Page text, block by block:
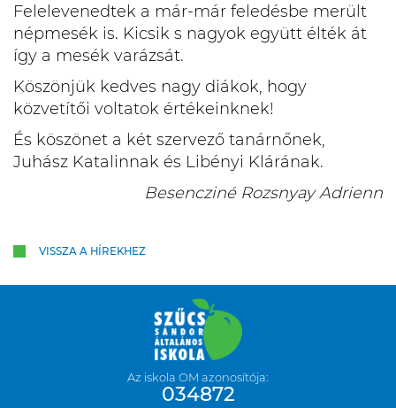
Felelevenedtek a már-már feledésbe merült
népmesék is. Kicsik s nagyok együtt élték át
így a mesék varázsát.
Köszönjük kedves nagy diákok, hogy
közvetítői voltatok értékeinknek!
És köszönet a két szervező tanárnőnek,
Juhász Katalinnak és Libényi Klárának.
Besencziné Rozsnyay Adrienn
VISSZA A HÍREKHEZ
Az iskola OM azonosítója:
034872